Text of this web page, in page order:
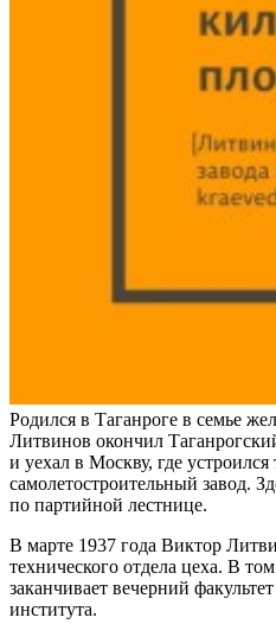
Родился в Таганроге в семье
Литвинов окончил
и уехал в Москву, где
самолетостроительный завод.
по партийной лестнице.
В марте 1937 года Виктор
технического отдела цеха. В
заканчивает вечерний
института.